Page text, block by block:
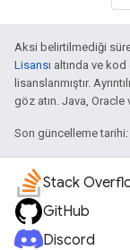
Aksi belirtilmediği
Lisansı altında ve
lisanslanmıştır.
göz atın. Java, Oracle
Son güncelleme tarihi:
Stack
GitHub
Discord